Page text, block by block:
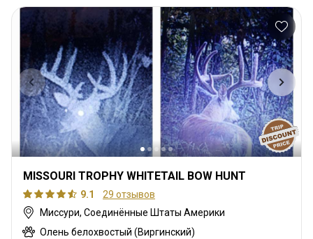
MISSOURI TROPHY WHITETAIL BOW HUNT
9.1
29 отзывов
Миссури, Соединённые Штаты Америки
Олень белохвостый (Виргинский)